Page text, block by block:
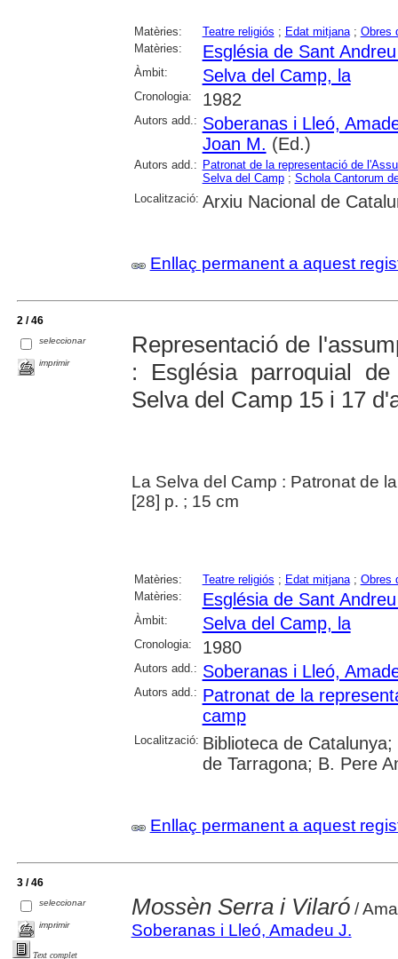
Matèries: Teatre religiós ; Edat mitjana; Obres
Matèries:
Església de Sant
Àmbit: Selva del Camp, la
Cronologia: 1982
Autors add.: Soberanas i Lleó,
Joan M. (Ed.)
Autors add.: Patronat de la representació de
Selva del Camp; Schola Cantorum
Localització: Arxiu Nacional de
Enllaç permanent a aquest
2 / 46
seleccionar
imprimir
Representació de
: Església parroquial
Selva del Camp 15 i 17
La Selva del Camp : Patronat de
[28] p. ; 15 cm
Matèries: Teatre religiós ; Edat mitjana; Obres
Matèries:
Església de Sant
Àmbit: Selva del Camp, la
Cronologia: 1980
Autors add.: Soberanas i Lleó,
Autors add.: Patronat de la
camp
Localització: Biblioteca de
de Tarragona; B. Pere
Enllaç permanent a aquest
3 / 46
seleccionar
imprimir
Text complet
Mossèn Serra i Vilaró/
Soberanas i Lleó, Amadeu J.